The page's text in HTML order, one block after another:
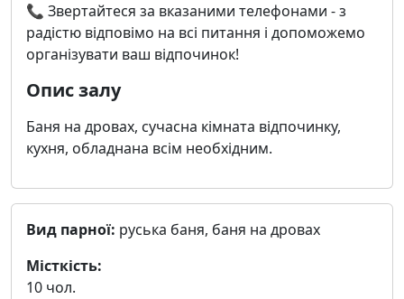
📞 Звертайтеся за вказаними телефонами - з
радістю відповімо на всі питання і допоможемо
організувати ваш відпочинок!
Опис залу
Баня на дровах, сучасна кімната відпочинку,
кухня, обладнана всім необхідним.
Вид парної: руська баня, баня на дровах
Місткість:
10 чол.